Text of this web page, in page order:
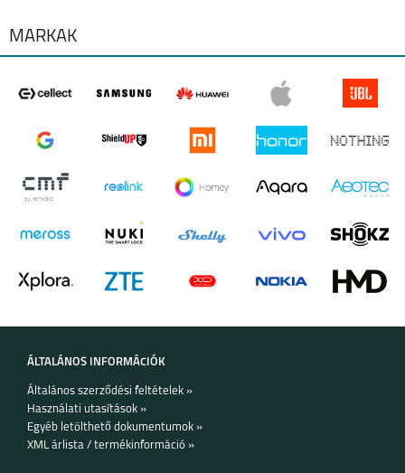
MÁRKÁK
ÁLTALÁNOS INFORMÁCIÓK
Általános szerződési feltételek »
Használati utasítások »
Egyéb letölthető dokumentumok »
XML árlista / termékinformáció »